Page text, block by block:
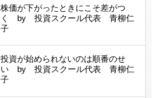
株価が下がったときにこそ差がつ
く by 投資スクール代表 青柳仁
子
投資が始められないのは順番のせ
い by 投資スクール代表 青柳仁
子